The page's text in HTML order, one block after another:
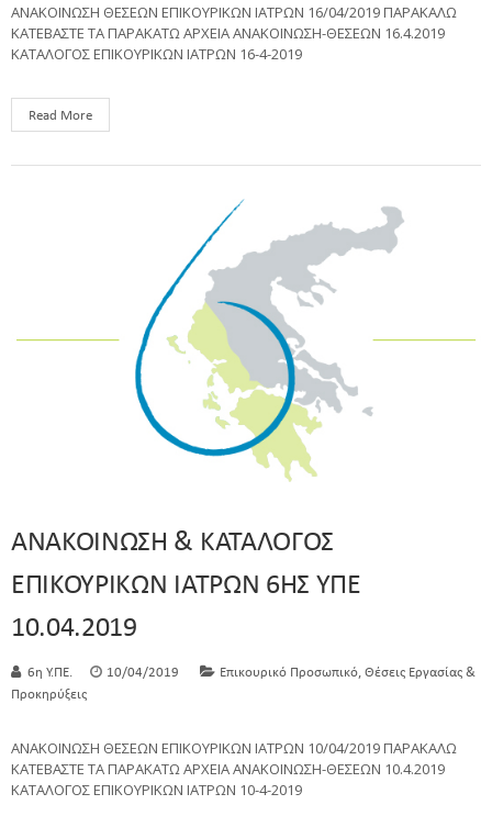
ΑΝΑΚΟΙΝΩΣΗ ΘΕΣΕΩΝ ΕΠΙΚΟΥΡΙΚΩΝ ΙΑΤΡΩΝ 16/04/2019 ΠΑΡΑΚΑΛΩ
ΚΑΤΕΒΑΣΤΕ ΤΑ ΠΑΡΑΚΑΤΩ ΑΡΧΕΙΑ ΑΝΑΚΟΙΝΩΣΗ-ΘΕΣΕΩΝ 16.4.2019
ΚΑΤΑΛΟΓΟΣ ΕΠΙΚΟΥΡΙΚΩΝ ΙΑΤΡΩΝ 16-4-2019
Read More
ΑΝΑΚΟΙΝΩΣΗ & ΚΑΤΑΛΟΓΟΣ
ΕΠΙΚΟΥΡΙΚΩΝ ΙΑΤΡΩΝ 6ΗΣ ΥΠΕ
10.04.2019
6η Υ.ΠΕ. 10/04/2019 Επικουρικό Προσωπικό, Θέσεις Εργασίας &
Προκηρύξεις
ΑΝΑΚΟΙΝΩΣΗ ΘΕΣΕΩΝ ΕΠΙΚΟΥΡΙΚΩΝ ΙΑΤΡΩΝ 10/04/2019 ΠΑΡΑΚΑΛΩ
ΚΑΤΕΒΑΣΤΕ ΤΑ ΠΑΡΑΚΑΤΩ ΑΡΧΕΙΑ ΑΝΑΚΟΙΝΩΣΗ-ΘΕΣΕΩΝ 10.4.2019
ΚΑΤΑΛΟΓΟΣ ΕΠΙΚΟΥΡΙΚΩΝ ΙΑΤΡΩΝ 10-4-2019